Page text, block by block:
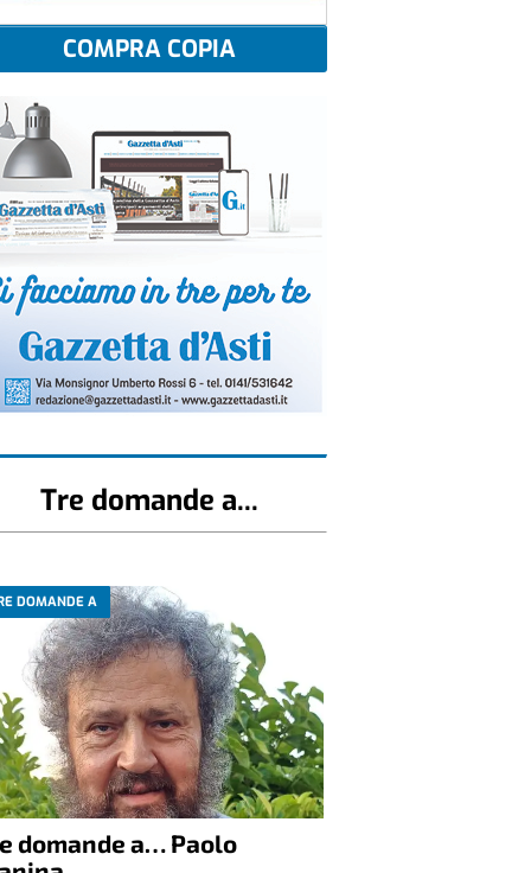
COMPRA COPIA
Tre domande a...
DOMANDE A
domande a… Paolo